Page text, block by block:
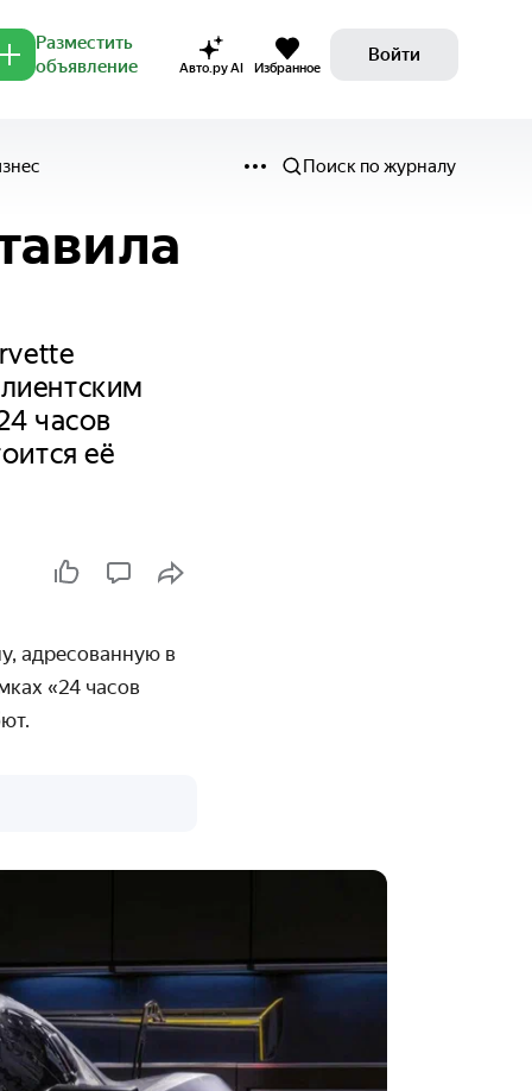
Разместить
объявление
Авто.ру AI Избранное
Войти
Поиск по журналу
часов
её
адресованную в
«24 часов